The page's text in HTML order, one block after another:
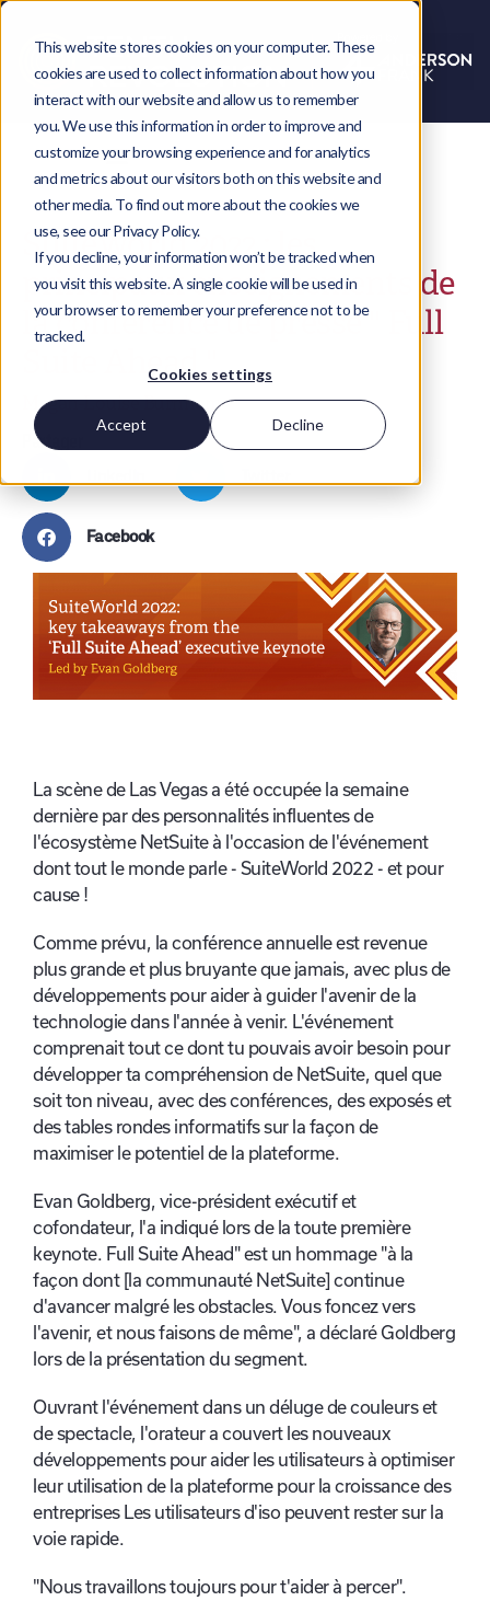
This website stores cookies on your computer. These
cookies are used to collect information about how you
interact with our website and allow us to remember
you. We use this information in order to improve and
customize your browsing experience and for analytics
and metrics about our visitors both on this website and
other media. To find out more about the cookies we
use, see our Privacy Policy.
If you decline, your information won’t be tracked when
you visit this website. A single cookie will be used in
your browser to remember your preference not to be
tracked.
Cookies settings
Accept Decline
SuiteWorld 2022 : les
principaux enseignements de
la conférence de presse " Full
Suite Ahead ".
Megan-Louise Burnham
Partager
Facebook
La scène de Las Vegas a été occupée la semaine
dernière par des personnalités influentes de
l'écosystème NetSuite à l'occasion de l'événement
dont tout le monde parle - SuiteWorld 2022 - et pour
cause !
Comme prévu, la conférence annuelle est revenue
plus grande et plus bruyante que jamais, avec plus de
développements pour aider à guider l'avenir de la
technologie dans l'année à venir. L'événement
comprenait tout ce dont tu pouvais avoir besoin pour
développer ta compréhension de NetSuite, quel que
soit ton niveau, avec des conférences, des exposés et
des tables rondes informatifs sur la façon de
maximiser le potentiel de la plateforme.
Evan Goldberg, vice-président exécutif et
cofondateur, l'a indiqué lors de la toute première
keynote. Full Suite Ahead" est un hommage "à la
façon dont [la communauté NetSuite] continue
d'avancer malgré les obstacles. Vous foncez vers
l'avenir, et nous faisons de même", a déclaré Goldberg
lors de la présentation du segment.
Ouvrant l'événement dans un déluge de couleurs et
de spectacle, l'orateur a couvert les nouveaux
développements pour aider les utilisateurs à optimiser
leur utilisation de la plateforme pour la croissance des
entreprises Les utilisateurs d'iso peuvent rester sur la
voie rapide.
"Nous travaillons toujours pour t'aider à percer".